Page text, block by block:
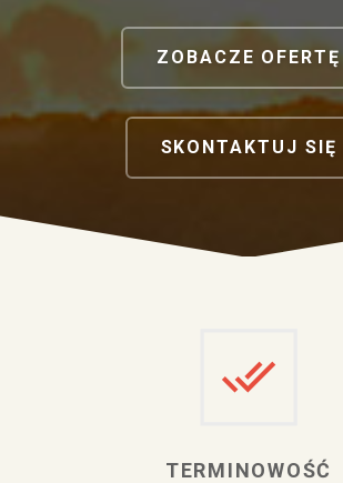
ZOBACZE OFERTĘ
SKONTAKTUJ SIĘ
TERMINOWOŚĆ